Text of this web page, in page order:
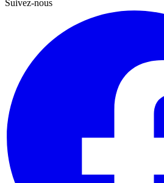
Suivez-nous